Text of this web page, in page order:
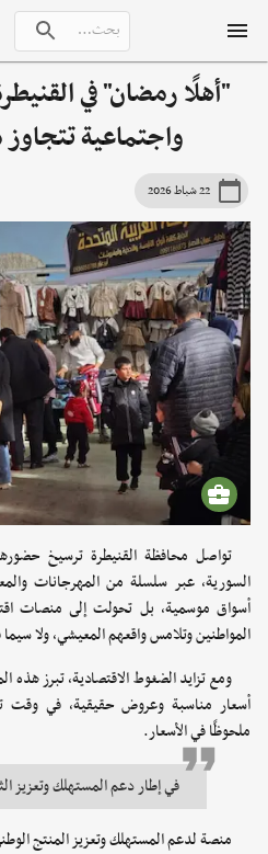
"أهلًا رمضان" في
واجتماعية
22 شباط 2026
تواصل محافظة القنيطرة ترسيخ
السورية، عبر سلسلة من المهرجانات
أسواق موسمية، بل تحولت إلى منصات
المواطنين وتلامس واقعهم المعيشي، ولا
ومع تزايد الضغوط الاقتصادية، تبرز
أسعار مناسبة وعروض حقيقية، في وقت
ملحوظًا في الأسعار.
في إطار دعم المستهلك وتعزيز
منصة لدعم المستهلك وتعزيز المنتج